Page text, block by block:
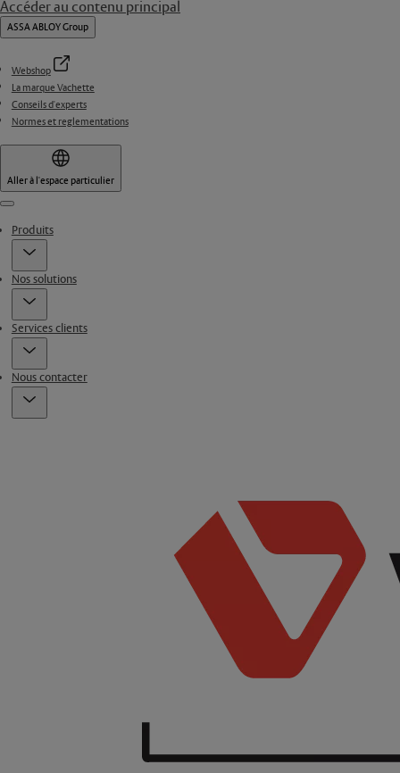
Accéder au contenu principal
ASSA ABLOY Group
Webshop
La marque Vachette
Conseils d'experts
Normes et reglementations
Aller à l'espace particulier
Menu
Produits
Nos solutions
Services clients
Nous contacter